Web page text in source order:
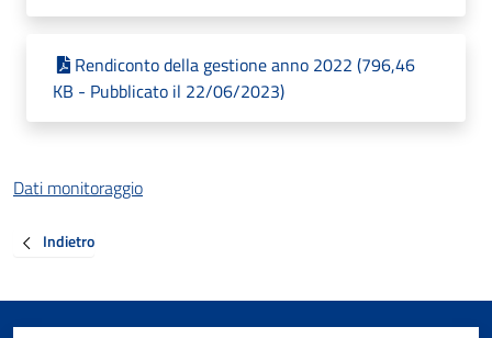
Rendiconto della gestione anno 2022 (796,46
KB - Pubblicato il 22/06/2023)
Dati monitoraggio
Indietro